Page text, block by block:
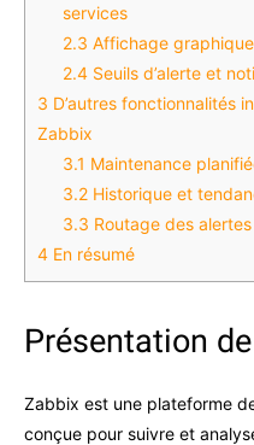
services
2.3 Affichage
2.4 Seuils d’alerte et
3 D’autres fonctionnalités
Zabbix
3.1 Maintenance
3.2 Historique et
3.3 Routage des alertes
4 En résumé
Présentation
Zabbix est une plateforme
conçue pour suivre et